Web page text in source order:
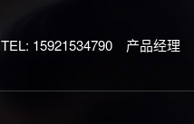
TEL: 15921534790 产品经理